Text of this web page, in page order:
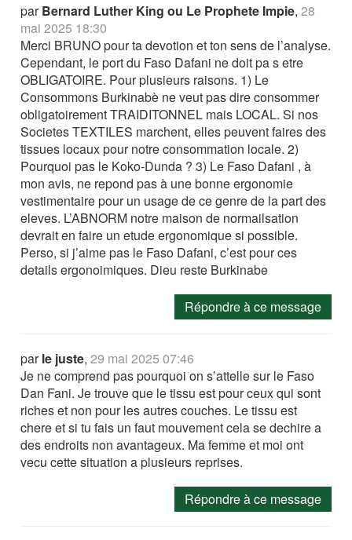
parBernard Luther King ou Le Prophete Impie,28
mai 2025 18:30
Merci BRUNO pour ta devotion et ton sens de l’analyse.
Cependant, le port du Faso Dafani ne doit pa s etre
OBLIGATOIRE. Pour plusieurs raisons. 1) Le
Consommons Burkinabè ne veut pas dire consommer
obligatoirement TRAIDITONNEL mais LOCAL. Si nos
Societes TEXTILES marchent, elles peuvent faires des
tissues locaux pour notre consommation locale. 2)
Pourquoi pas le Koko-Dunda ? 3) Le Faso Dafani , à
mon avis, ne repond pas à une bonne ergonomie
vestimentaire pour un usage de ce genre de la part des
eleves. L’ABNORM notre maison de normailsation
devrait en faire un etude ergonomique si possible.
Perso, si j’aime pas le Faso Dafani, c’est pour ces
details ergonoimiques. Dieu reste Burkinabe
Répondre à ce message
parle juste,29 mai 2025 07:46
Je ne comprend pas pourquoi on s’attelle sur le Faso
Dan Fani. Je trouve que le tissu est pour ceux qui sont
riches et non pour les autres couches. Le tissu est
chere et si tu fais un faut mouvement cela se dechire a
des endroits non avantageux. Ma femme et moi ont
vecu cette situation a plusieurs reprises.
Répondre à ce message